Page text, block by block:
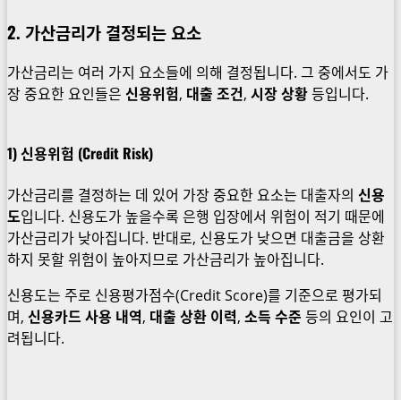
2. 가산금리가 결정되는 요소
가산금리는 여러 가지 요소들에 의해 결정됩니다. 그 중에서도 가
장 중요한 요인들은 신용위험, 대출 조건, 시장 상황등입니다.
1)신용위험 (Credit Risk)
가산금리를 결정하는 데 있어 가장 중요한 요소는 대출자의 신용
도입니다. 신용도가 높을수록 은행 입장에서 위험이 적기 때문에
가산금리가 낮아집니다. 반대로, 신용도가 낮으면 대출금을 상환
하지 못할 위험이 높아지므로 가산금리가 높아집니다.
신용도는 주로 신용평가점수(Credit Score)를 기준으로 평가되
며, 신용카드 사용 내역, 대출 상환 이력, 소득 수준 등의 요인이 고
려됩니다.